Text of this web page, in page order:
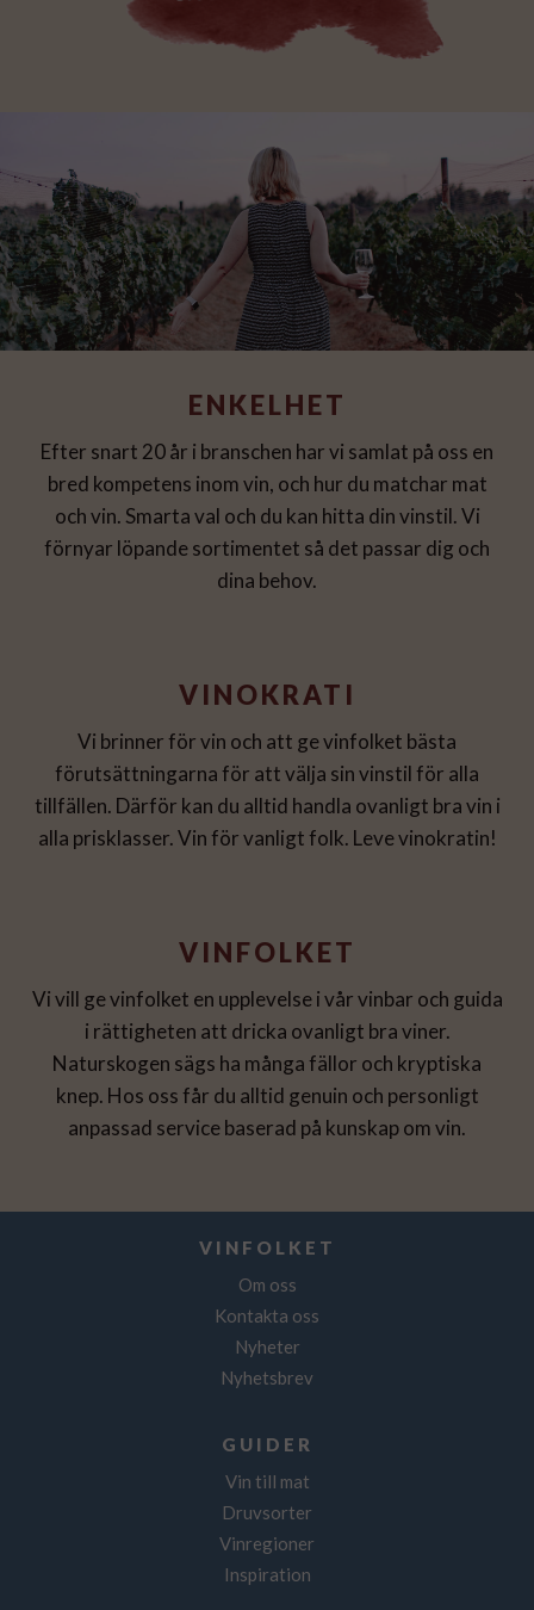
ENKELHET
Efter snart 20 år i branschen har vi samlat på oss en
bred kompetens inom vin, och hur du matchar mat
och vin. Smarta val och du kan hitta din vinstil. Vi
förnyar löpande sortimentet så det passar dig och
dina behov.
VINOKRATI
Vi brinner för vin och att ge vinfolket bästa
förutsättningarna för att välja sin vinstil för alla
tillfällen. Därför kan du alltid handla ovanligt bra vin i
alla prisklasser. Vin för vanligt folk. Leve vinokratin!
VINFOLKET
Vi vill ge vinfolket en upplevelse i vår vinbar och guida
i rättigheten att dricka ovanligt bra viner.
Naturskogen sägs ha många fällor och kryptiska
knep. Hos oss får du alltid genuin och personligt
anpassad service baserad på kunskap om vin.
VINFOLKET
Om oss
Kontakta oss
Nyheter
Nyhetsbrev
GUIDER
Vin till mat
Druvsorter
Vinregioner
Inspiration